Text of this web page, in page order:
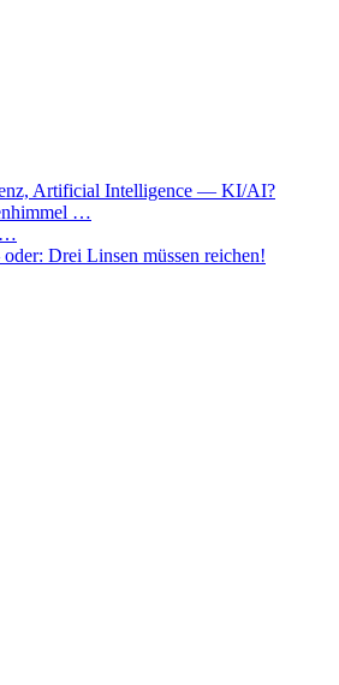
Artificial Intelligence — KI/AI?
…
…
Drei Linsen müssen reichen!